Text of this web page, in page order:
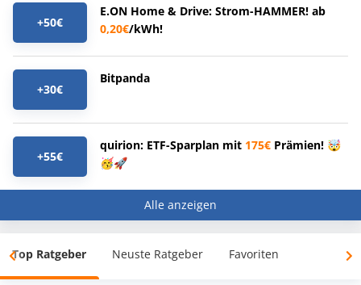
+50€
E.ON Home & Drive: Strom-HAMMER! ab
0,20€/kWh!
+30€
Bitpanda
+55€
quirion: ETF-Sparplan mit 175€ Prämien! 🤯
🥳🚀
Alle anzeigen
Top Ratgeber Neuste Ratgeber Favoriten